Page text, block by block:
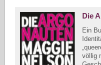
Die
Ein
völlig